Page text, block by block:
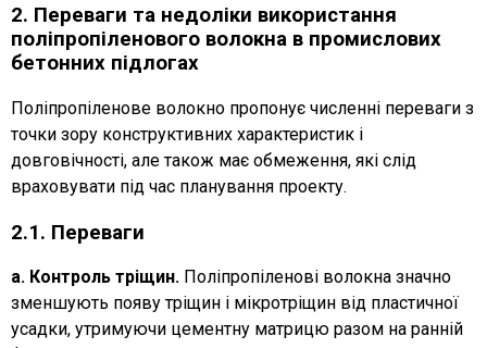
2. Переваги та недоліки використання
поліпропіленового волокна в промислових
бетонних підлогах
Поліпропіленове волокно пропонує численні переваги з
точки зору конструктивних характеристик і
довговічності, але також має обмеження, які слід
враховувати під час планування проекту.
2.1. Переваги
a. Контроль тріщин. Поліпропіленові волокна значно
зменшують появу тріщин і мікротріщин від пластичної
усадки, утримуючи цементну матрицю разом на ранній